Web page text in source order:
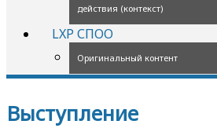
действия (контекст)
LXP СПОО
Оригинальный контент
Выступление